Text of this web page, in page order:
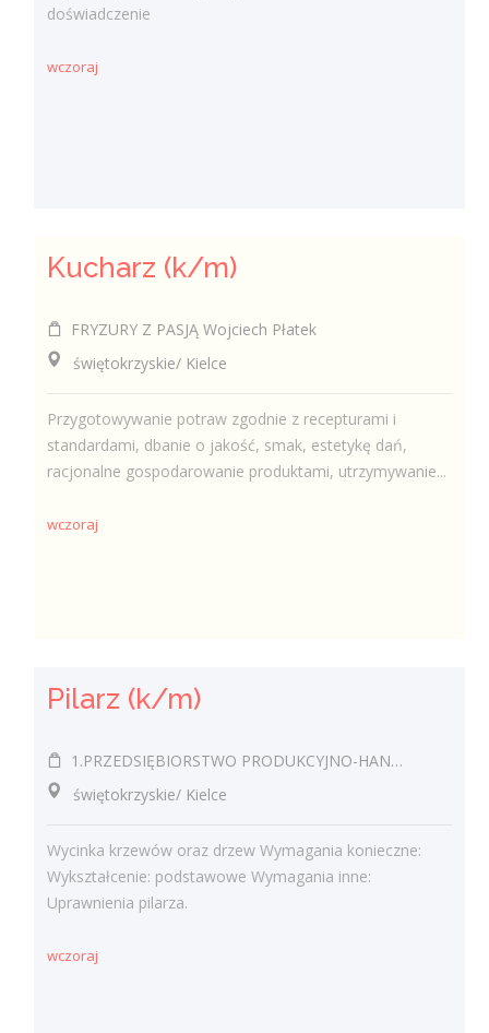
doświadczenie
wczoraj
Kucharz (k/m)
FRYZURY Z PASJĄ Wojciech Płatek
świętokrzyskie/ Kielce
Przygotowywanie potraw zgodnie z recepturami i
standardami, dbanie o jakość, smak, estetykę dań,
racjonalne gospodarowanie produktami, utrzymywanie...
wczoraj
Pilarz (k/m)
1.PRZEDSIĘBIORSTWO PRODUKCYJNO-HANDLOWO-USŁUGOWE EUROPLUS JÓZEF MROZOWSKI 2.KAWIARNIA SANTANA JÓZEF MROZOWSKI
świętokrzyskie/ Kielce
Wycinka krzewów oraz drzew Wymagania konieczne:
Wykształcenie: podstawowe Wymagania inne:
Uprawnienia pilarza.
wczoraj